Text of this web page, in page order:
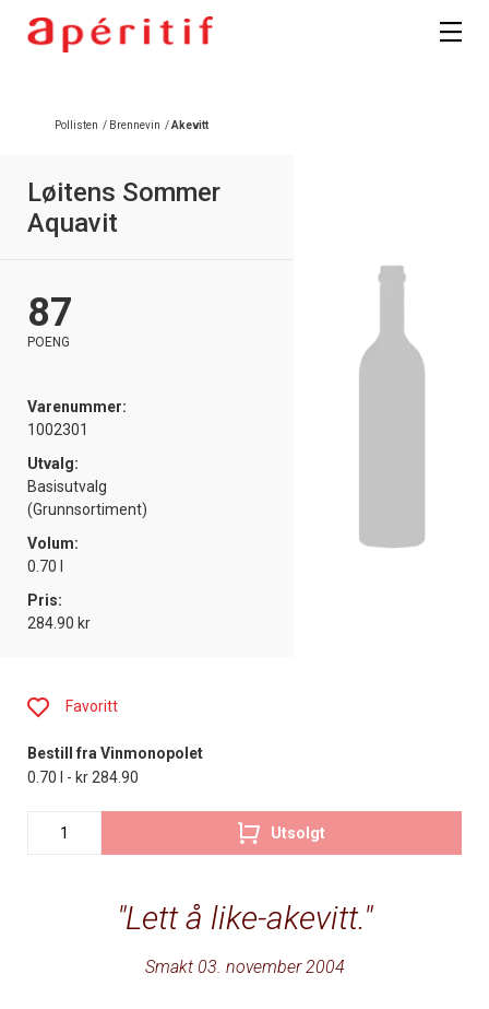
Pollisten / Brennevin /Akevitt
Løitens Sommer
Aquavit
87
POENG
Varenummer:
1002301
Utvalg:
Basisutvalg
(Grunnsortiment)
Volum:
0.70 l
Pris:
284.90 kr
Lett å like-akevitt.
Smakt 03. november 2004
Favoritt
Bestill fra Vinmonopolet
0.70 l - kr 284.90
Utsolgt